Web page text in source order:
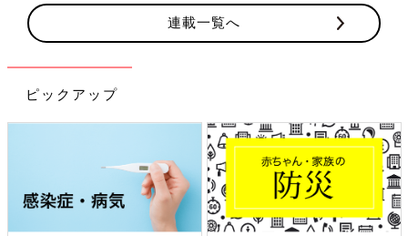
出典：Instagramアカウント「momo.mamagram」
こちらはmomo.mamagramさんがセリアで見つけたディズニー
柄の扇子。広げると22cmほどの大きさで、水にぬれても破れな
い素材なんだそう。海やプールで活躍しそうですね♪ 上品でかわ
いいとお気に入りのようです。
連載一覧へ
ピックアップ